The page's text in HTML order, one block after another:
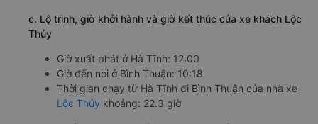
c. Lộ trình, giờ khởi hành và giờ kết thúc của xe khách Lộc
Thủy
Giờ xuất phát ở Hà Tĩnh: 12:00
Giờ đến nơi ở Bình Thuận: 10:18
Thời gian chạy từ Hà Tĩnh đi Bình Thuận của nhà xe
Lộc Thủy khoảng: 22.3 giờ